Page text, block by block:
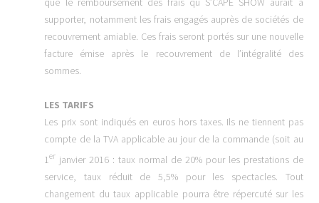
supporter, notamment les frais engagés auprès de sociétés de
recouvrement amiable. Ces frais seront portés sur une nouvelle
facture émise après le recouvrement de l’intégralité des
sommes.
LES TARIFS
Les prix sont indiqués en euros hors taxes. Ils ne tiennent pas
compte de la TVA applicable au jour de la commande (soit au
1er janvier 2016 : taux normal de 20% pour les prestations de
service, taux réduit de 5,5% pour les spectacles. Tout
changement du taux applicable pourra être répercuté sur les